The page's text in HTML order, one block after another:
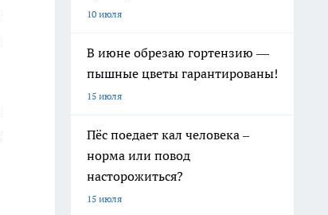
10 июля
В июне обрезаю гортензию —
пышные цветы гарантированы!
15 июля
Пёс поедает кал человека –
норма или повод
насторожиться?
15 июля